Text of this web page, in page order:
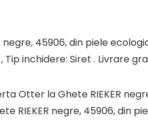
negre, 45906, din piele
inchidere: Siret . Livrare
Otter la Ghete RIEKER
RIEKER negre, 45906, din